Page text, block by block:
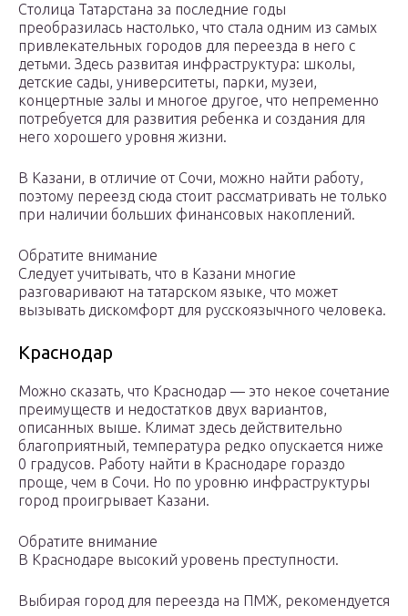
Столица Татарстана за последние годы
преобразилась настолько, что стала одним из самых
привлекательных городов для переезда в него с
детьми. Здесь развитая инфраструктура: школы,
детские сады, университеты, парки, музеи,
концертные залы и многое другое, что непременно
потребуется для развития ребенка и создания для
него хорошего уровня жизни.
В Казани, в отличие от Сочи, можно найти работу,
поэтому переезд сюда стоит рассматривать не только
при наличии больших финансовых накоплений.
Обратите внимание
Следует учитывать, что в Казани многие
разговаривают на татарском языке, что может
вызывать дискомфорт для русскоязычного человека.
Краснодар
Можно сказать, что Краснодар — это некое сочетание
преимуществ и недостатков двух вариантов,
описанных выше. Климат здесь действительно
благоприятный, температура редко опускается ниже
0 градусов. Работу найти в Краснодаре гораздо
проще, чем в Сочи. Но по уровню инфраструктуры
город проигрывает Казани.
Обратите внимание
В Краснодаре высокий уровень преступности.
Выбирая город для переезда на ПМЖ, рекомендуется